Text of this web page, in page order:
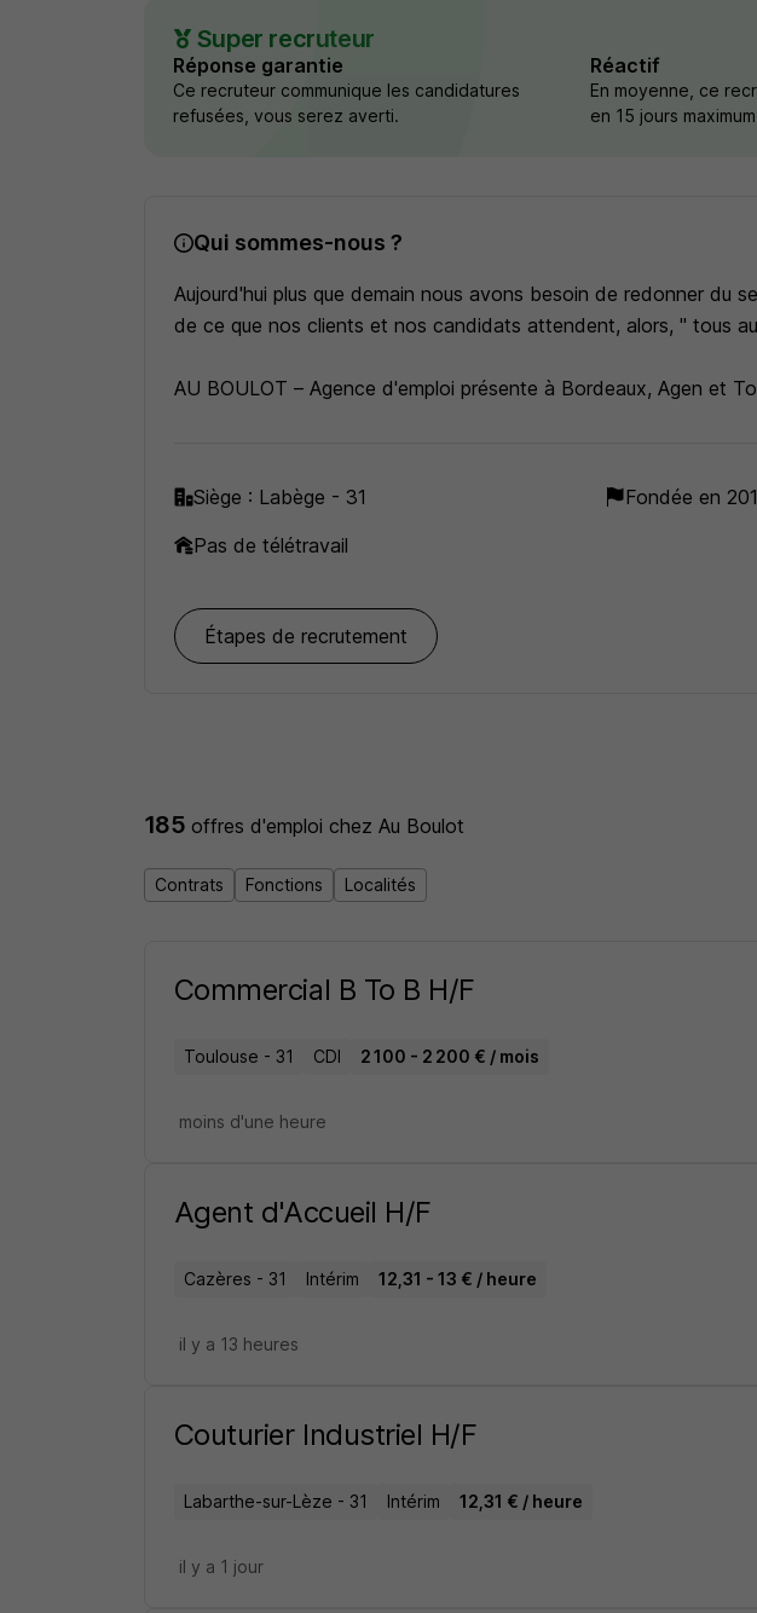
Super recruteur
Réponse garantie
Ce recruteur communique les candidatures
refusées, vous serez averti.
Réactif
En moyenne, ce
en 15 jours
Qui sommes-nous ?
Aujourd'hui plus que demain nous avons besoin de redonner du
de ce que nos clients et nos candidats attendent, alors, " tous
AU BOULOT – Agence d'emploi présente à Bordeaux, Agen et
Siège : Labège - 31
Fondée en
Pas de télétravail
Étapes de recrutement
185offres d'emploichez Au Boulot
Contrats Fonctions Localités
Commercial B To B H/F
Toulouse - 31 CDI 2 100 - 2 200 € / mois
moins d'une heure
Agent d'Accueil H/F
Cazères - 31 Intérim 12,31 - 13 € / heure
il y a 13 heures
Couturier Industriel H/F
Labarthe-sur-Lèze - 31 Intérim 12,31 € / heure
il y a 1 jour